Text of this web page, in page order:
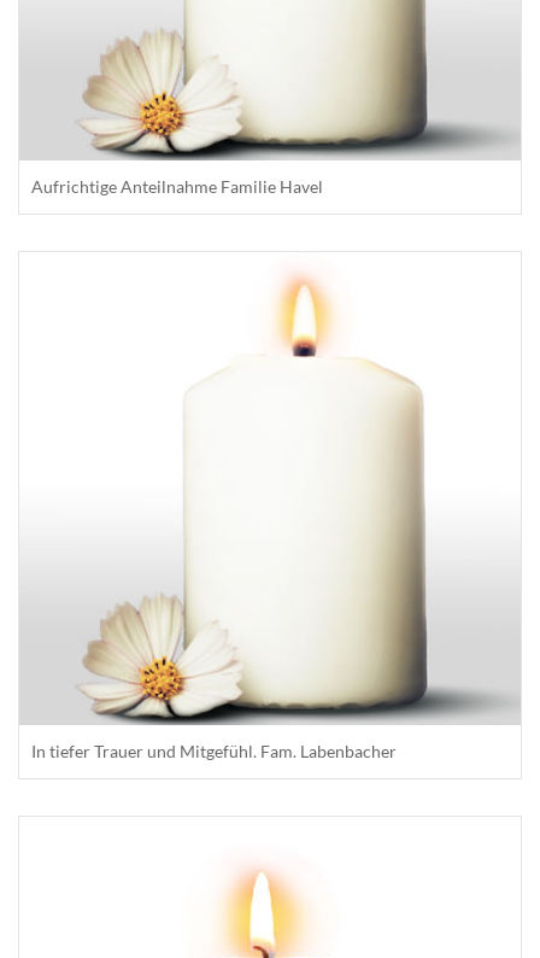
Aufrichtige Anteilnahme Familie Havel
In tiefer Trauer und Mitgefühl. Fam. Labenbacher